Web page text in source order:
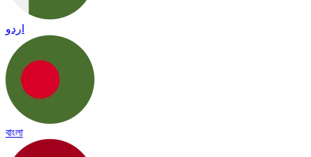
اردو
বাংলা